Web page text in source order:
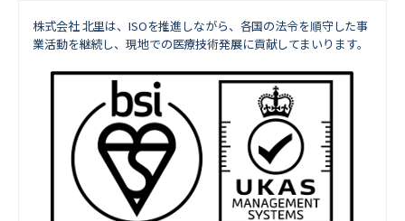
株式会社 北里は、ISOを推進しながら、 各国の法令を順守した事
業活動を継続し、現地での医療技術発展に貢献してまいります。